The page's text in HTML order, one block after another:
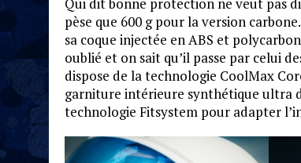
Qui dit bonne protection ne veut pas
pèse que 600 g pour la version
sa coque injectée en ABS et
oublié et on sait qu’il passe par celui
dispose de la technologie CoolMax
garniture intérieure synthétique ultra
technologie Fitsystem pour adapter